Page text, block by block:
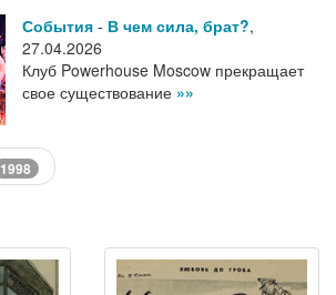
События - В чем сила, брат?,
27.04.2026
Клуб Powerhouse Moscow прекращает
свое существование »»
1998